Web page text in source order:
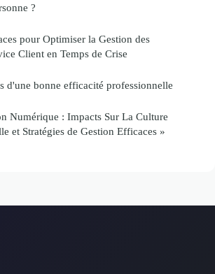
?
pour Optimiser la Gestion des
Client en Temps de Crise
d'une bonne efficacité professionnelle
Numérique : Impacts Sur La Culture
et Stratégies de Gestion Efficaces »